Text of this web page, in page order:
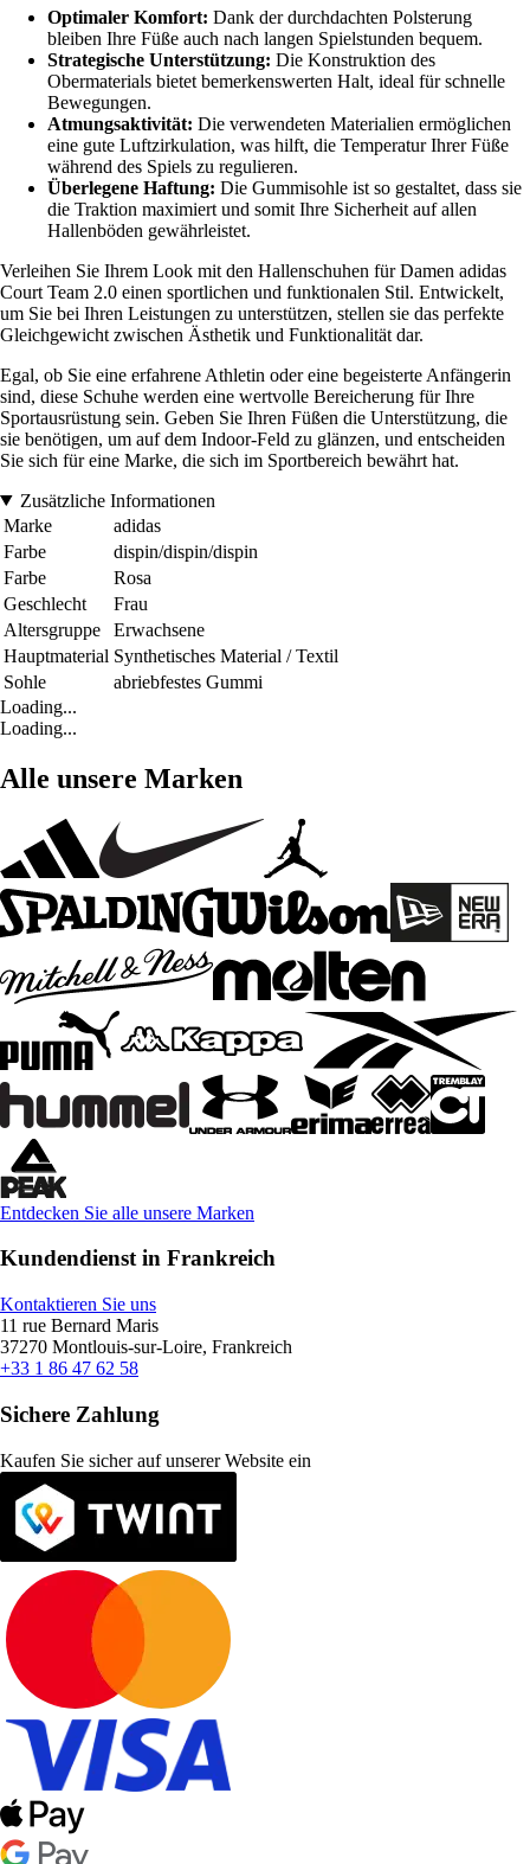
Optimaler Komfort: Dank der durchdachten Polsterung
bleiben Ihre Füße auch nach langen Spielstunden bequem.
Strategische Unterstützung: Die Konstruktion des
Obermaterials bietet bemerkenswerten Halt, ideal für schnelle
Bewegungen.
Atmungsaktivität: Die verwendeten Materialien ermöglichen
eine gute Luftzirkulation, was hilft, die Temperatur Ihrer Füße
während des Spiels zu regulieren.
Überlegene Haftung: Die Gummisohle ist so gestaltet, dass sie
die Traktion maximiert und somit Ihre Sicherheit auf allen
Hallenböden gewährleistet.
Verleihen Sie Ihrem Look mit den Hallenschuhen für Damen adidas
Court Team 2.0 einen sportlichen und funktionalen Stil. Entwickelt,
um Sie bei Ihren Leistungen zu unterstützen, stellen sie das perfekte
Gleichgewicht zwischen Ästhetik und Funktionalität dar.
Egal, ob Sie eine erfahrene Athletin oder eine begeisterte Anfängerin
sind, diese Schuhe werden eine wertvolle Bereicherung für Ihre
Sportausrüstung sein. Geben Sie Ihren Füßen die Unterstützung, die
sie benötigen, um auf dem Indoor-Feld zu glänzen, und entscheiden
Sie sich für eine Marke, die sich im Sportbereich bewährt hat.
Zusätzliche Informationen
Marke
adidas
Farbe
dispin/dispin/dispin
Farbe
Rosa
Geschlecht
Frau
Altersgruppe
Erwachsene
Hauptmaterial Synthetisches Material / Textil
Sohle
abriebfestes Gummi
Loading...
Loading...
Alle unsere Marken
Entdecken Sie alle unsere Marken
Kundendienst in Frankreich
Kontaktieren Sie uns
11 rue Bernard Maris
37270 Montlouis-sur-Loire, Frankreich
+33 1 86 47 62 58
Sichere Zahlung
Kaufen Sie sicher auf unserer Website ein